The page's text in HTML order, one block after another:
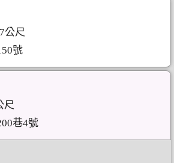
公尺
號
尺
巷4號